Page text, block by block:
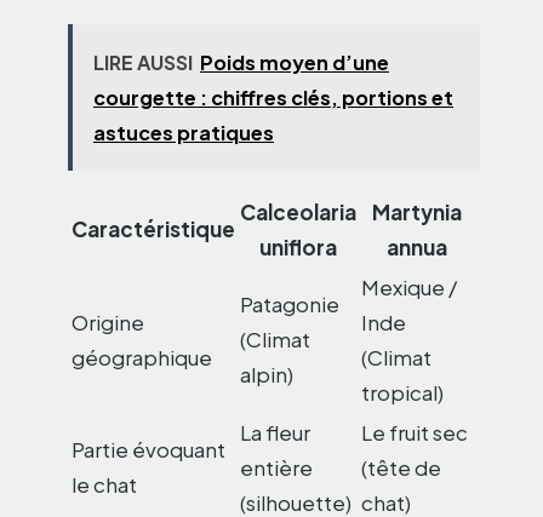
LIRE AUSSI Poids moyen d’une
courgette : chiffres clés, portions et
astuces pratiques
Caractéristique
Calceolaria
uniflora
Martynia
annua
Origine
géographique
Patagonie
(Climat
alpin)
Mexique /
Inde
(Climat
tropical)
Partie évoquant
le chat
La fleur
entière
(silhouette)
Le fruit sec
(tête de
chat)